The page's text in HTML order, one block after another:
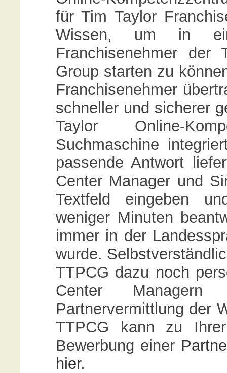
für Tim Taylor
Wissen, um in
Franchisenehmer der
Group starten zu
Franchisenehmer
schneller und sicherer
Taylor Online-
Suchmaschine
passende Antwort
Center Manager und
Textfeld eingeben
weniger Minuten
immer in der
wurde.
TTPCG dazu noch
Center Managern
Partnervermittlung der
TTPCG kann zu
Bewerbung einer
hier.